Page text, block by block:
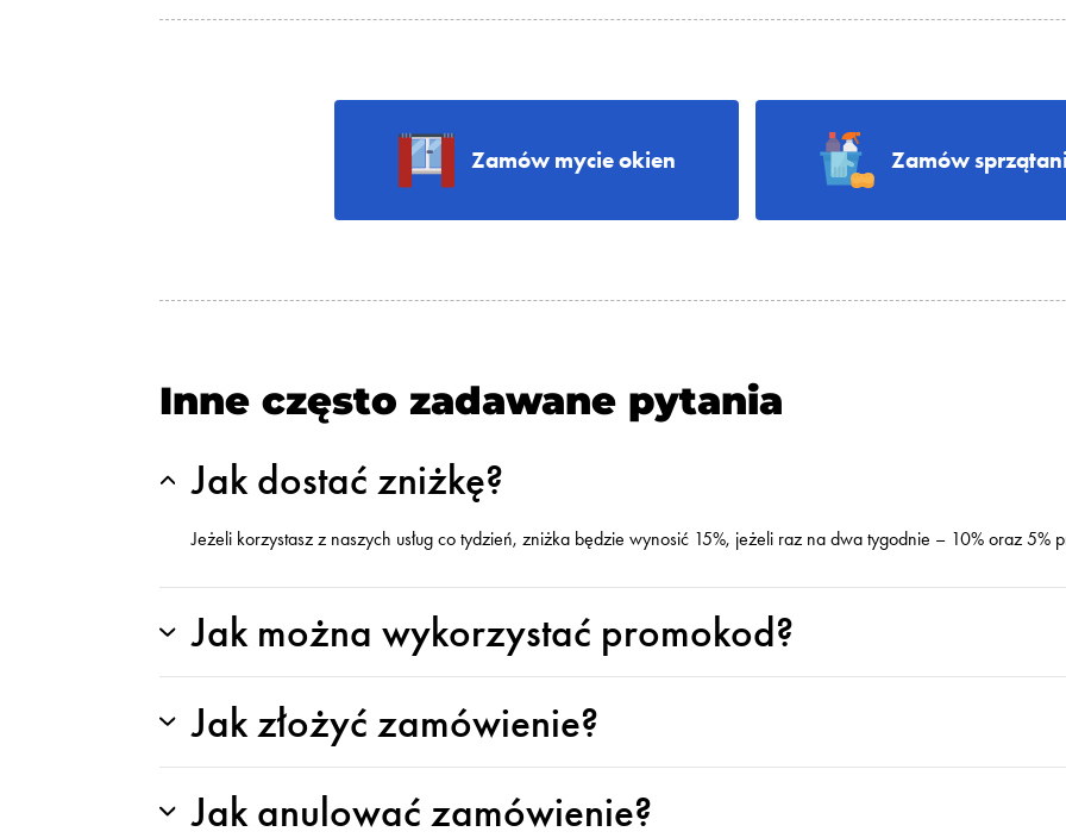
Zamów mycie okien Zamów
Inne często zadawane pytania
Jak dostać zniżkę?
Jeżeli korzystasz z naszych usług co tydzień, zniżka będzie wynosić 15%, jeżeli raz na dwa tygodnie – 10% oraz 5%
Jak można wykorzystać promokod?
Jak złożyć zamówienie?
Jak anulować zamówienie?